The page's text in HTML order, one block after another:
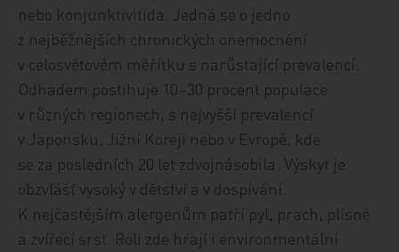
nebo konjunktivitida. Jedná se o jedno
z nejběžnějších chronických onemocnění
v celosvětovém měřítku s narůstající prevalencí.
Odhadem postihuje 10–30 procent populace
v různých regionech, s nejvyšší prevalencí
v Japonsku, Jižní Koreji nebo v Evropě, kde
se za posledních 20 let zdvojnásobila. Výskyt je
obzvlášť vysoký v dětství a v dospívání.
K nejčastějším alergenům patří pyl, prach, plísně
a zvířecí srst. Roli zde hrají i environmentální